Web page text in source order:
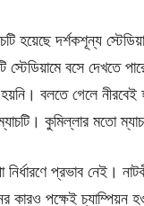
হয়েছে দর্শকশূন্য
স্টেডিয়ামে বসে দেখতে
বলতে গেলে নীরবেই
কুমিল্লার মতো
প্রভাব নেই।
কারও পক্ষেই